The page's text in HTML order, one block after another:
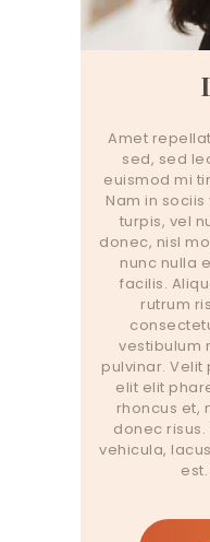
Amet
sed, sed
euismod mi
Nam in
turpis, vel
donec, nisl
nunc nulla
facilis.
rutrum
vestibulum
pulvinar.
elit elit
rhoncus et,
donec
vehicula,